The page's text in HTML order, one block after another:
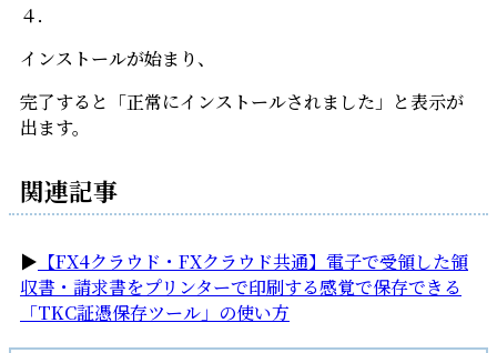
４．
インストールが始まり、
完了すると「正常にインストールされました」と表示が
出ます。
関連記事
▶ 【FX4クラウド・FXクラウド共通】電子で受領した領
収書・請求書をプリンターで印刷する感覚で保存できる
「TKC証憑保存ツール」の使い方